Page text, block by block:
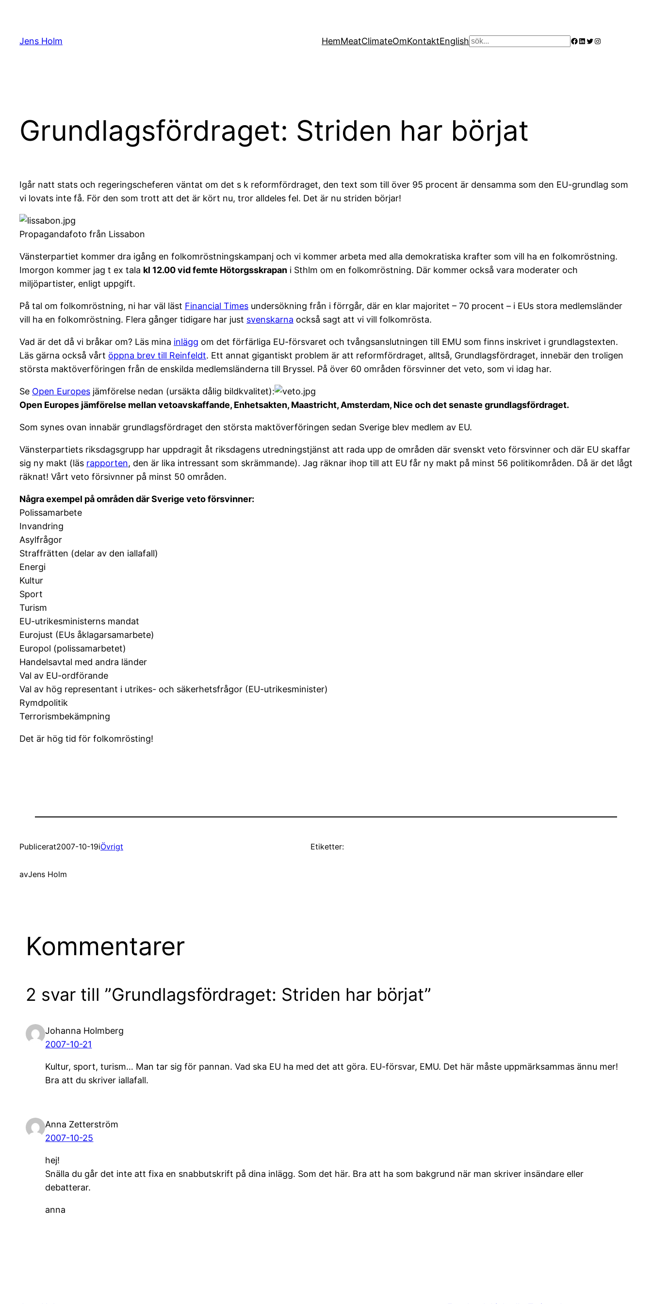
innehåll
Jens Holm HemMeatClimateOmKontaktEnglish Sök Facebook
LinkedIn
Twitter
Instagram
Grundlagsfördraget: Striden har börjat
Igår natt stats och regeringscheferen väntat om det s k reformfördraget, den text som till över 95 procent är densamma som den EU-grundlag som
vi lovats inte få. För den som trott att det är kört nu, tror alldeles fel. Det är nu striden börjar!
Propagandafoto från Lissabon
Vänsterpartiet kommer dra igång en folkomröstningskampanj och vi kommer arbeta med alla demokratiska krafter som vill ha en folkomröstning.
Imorgon kommer jag t ex tala kl 12.00 vid femte Hötorgsskrapan i Sthlm om en folkomröstning. Där kommer också vara moderater och
miljöpartister, enligt uppgift.
På tal om folkomröstning, ni har väl läst Financial Times undersökning från i förrgår, där en klar majoritet – 70 procent – i EUs stora medlemsländer
vill ha en folkomröstning. Flera gånger tidigare har just svenskarna också sagt att vi vill folkomrösta.
Vad är det då vi bråkar om? Läs mina inlägg om det förfärliga EU-försvaret och tvångsanslutningen till EMU som finns inskrivet i grundlagstexten.
Läs gärna också vårt öppna brev till Reinfeldt. Ett annat gigantiskt problem är att reformfördraget, alltså, Grundlagsfördraget, innebär den troligen
största maktöverföringen från de enskilda medlemsländerna till Bryssel. På över 60 områden försvinner det veto, som vi idag har.
Se Open Europes jämförelse nedan (ursäkta dålig bildkvalitet):
Open Europes jämförelse mellan vetoavskaffande, Enhetsakten, Maastricht, Amsterdam, Nice och det senaste grundlagsfördraget.
Som synes ovan innabär grundlagsfördraget den största maktöverföringen sedan Sverige blev medlem av EU.
Vänsterpartiets riksdagsgrupp har uppdragit åt riksdagens utredningstjänst att rada upp de områden där svenskt veto försvinner och där EU skaffar
sig ny makt (läs rapporten, den är lika intressant som skrämmande). Jag räknar ihop till att EU får ny makt på minst 56 politikområden. Då är det lågt
räknat! Vårt veto försivnner på minst 50 områden.
Några exempel på områden där Sverige veto försvinner:
Polissamarbete
Invandring
Asylfrågor
Straffrätten (delar av den iallafall)
Energi
Kultur
Sport
Turism
EU-utrikesministerns mandat
Eurojust (EUs åklagarsamarbete)
Europol (polissamarbetet)
Handelsavtal med andra länder
Val av EU-ordförande
Val av hög representant i utrikes- och säkerhetsfrågor (EU-utrikesminister)
Rymdpolitik
Terrorismbekämpning
Det är hög tid för folkomrösting!
Publicerat2007-10-19iÖvrigt
avJens Holm
Etiketter:
Kommentarer
2 svar till ”Grundlagsfördraget: Striden har börjat”
Johanna Holmberg
2007-10-21
Kultur, sport, turism… Man tar sig för pannan. Vad ska EU ha med det att göra. EU-försvar, EMU. Det här måste uppmärksammas ännu mer!
Bra att du skriver iallafall.
Anna Zetterström
2007-10-25
hej!
Snälla du går det inte att fixa en snabbutskrift på dina inlägg. Som det här. Bra att ha som bakgrund när man skriver insändare eller
debatterar.
anna